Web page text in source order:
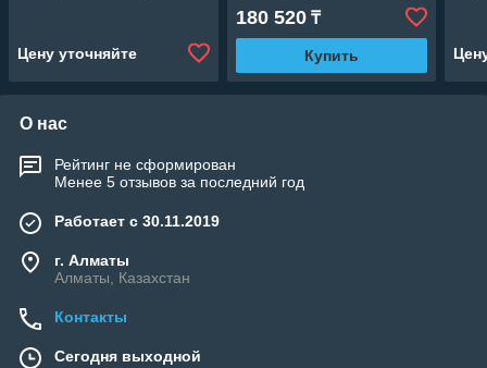
Цену уточняйте
180 520₸
Купить
О нас
Рейтинг не сформирован
Менее 5 отзывов за последний год
Работает с 30.11.2019
г. Алматы
Алматы, Казахстан
Контакты
Сегодня выходной